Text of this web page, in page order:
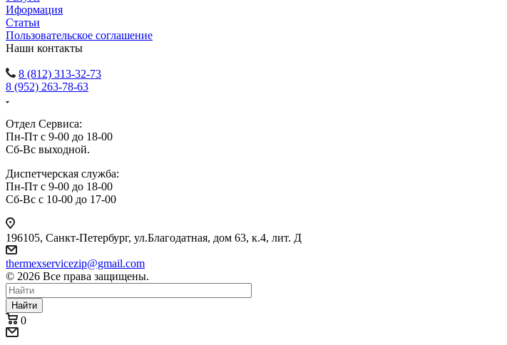
Иформация
Статьи
Пользовательское соглашение
Наши контакты
8 (812) 313-32-73
8 (952) 263-78-63
Отдел Сервиса:
Пн-Пт с 9-00 до 18-00
Сб-Вс выходной.
Диспетчерская служба:
Пн-Пт с 9-00 до 18-00
Сб-Вс с 10-00 до 17-00
196105, Санкт-Петербург, ул.Благодатная, дом 63, к.4, лит. Д
thermexservicezip@gmail.com
© 2026 Все права защищены.
Найти
0